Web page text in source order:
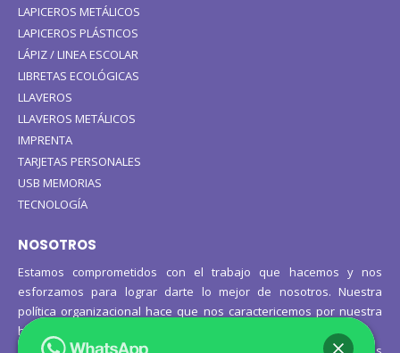
LAPICEROS METÁLICOS
LAPICEROS PLÁSTICOS
LÁPIZ / LINEA ESCOLAR
LIBRETAS ECOLÓGICAS
LLAVEROS
LLAVEROS METÁLICOS
IMPRENTA
TARJETAS PERSONALES
USB MEMORIAS
TECNOLOGÍA
NOSOTROS
Estamos comprometidos con el trabajo que hacemos y nos
esforzamos para lograr darte lo mejor de nosotros. Nuestra
política organizacional hace que nos caractericemos por nuestra
honestidad y amabilidad en el trato con nuestros clientes.